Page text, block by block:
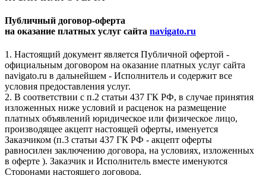
Публичный договор-оферта
на оказание платных услуг сайта navigato.ru
1. Настоящий документ является Публичной офертой -
официальным договором на оказание платных услуг сайта
navigato.ru в дальнейшем - Исполнитель и содержит все
условия предоставления услуг.
2. В соответствии с п.2 статьи 437 ГК РФ, в случае принятия
изложенных ниже условий и расценок на размещение
платных объявлений юридическое или физическое лицо,
производящее акцепт настоящей оферты, именуется
Заказчиком (п.3 статьи 437 ГК РФ - акцепт оферты
равносилен заключению договора, на условиях, изложенных
в оферте ). Заказчик и Исполнитель вместе именуются
Сторонами настоящего договора.